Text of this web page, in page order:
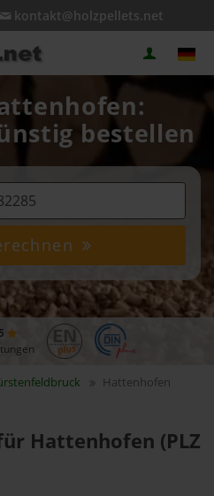
kontakt@holzpellets.net
bestellen
Hattenhofen
Hattenhofen (PLZ